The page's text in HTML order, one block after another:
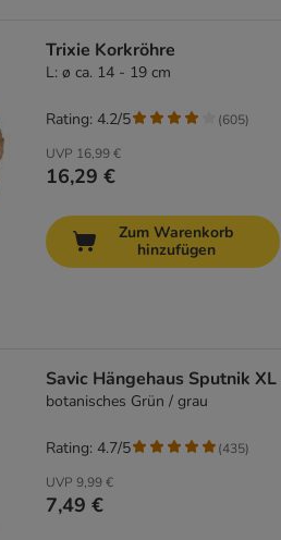
Trixie Korkröhre
L: ø ca. 14 - 19 cm
UVP 16,99 €
16,29 €
Rating: 4.2/5 (605)
Zum Warenkorb
hinzufügen
Savic Hängehaus Sputnik XL
botanisches Grün / grau
UVP 9,99 €
7,49 €
Rating: 4.7/5 (435)